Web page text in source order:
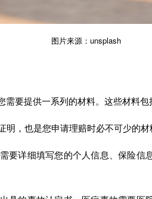
图片来源：unsplash
要提供一系列的材料。这些材料包
，也是您申请理赔时必不可少的材
要详细填写您的个人信息、保险信